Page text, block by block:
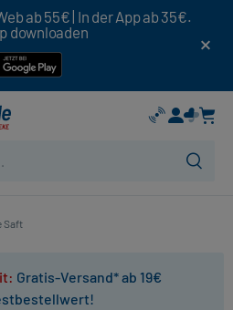
ab 55€ | In der App ab 35€.
downloaden
Saft
Gratis-Versand* ab 19€